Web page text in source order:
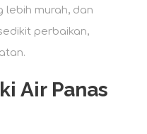
lebih murah, dan
perbaikan,
Air Panas